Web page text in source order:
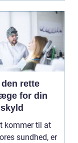
rette
for din
kommer til at
sundhed, er